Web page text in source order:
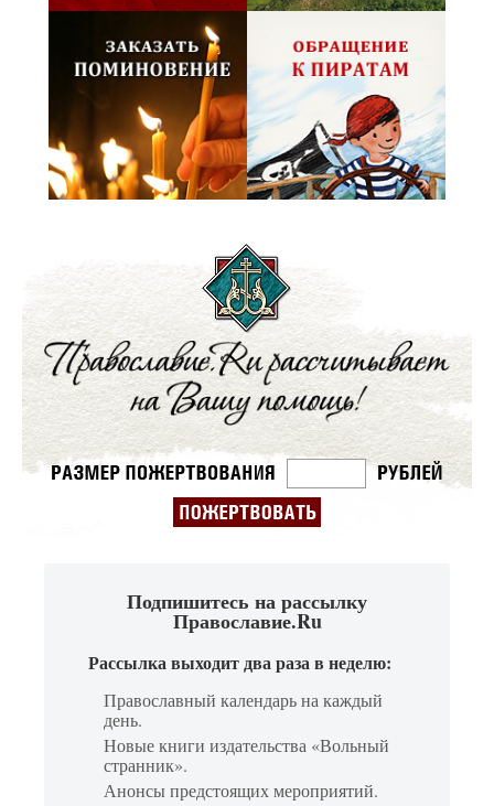
Подпишитесь на рассылку
Православие.Ru
Рассылка выходит два раза в неделю:
Православный календарь на каждый
день.
Новые книги издательства «Вольный
странник».
Анонсы предстоящих мероприятий.